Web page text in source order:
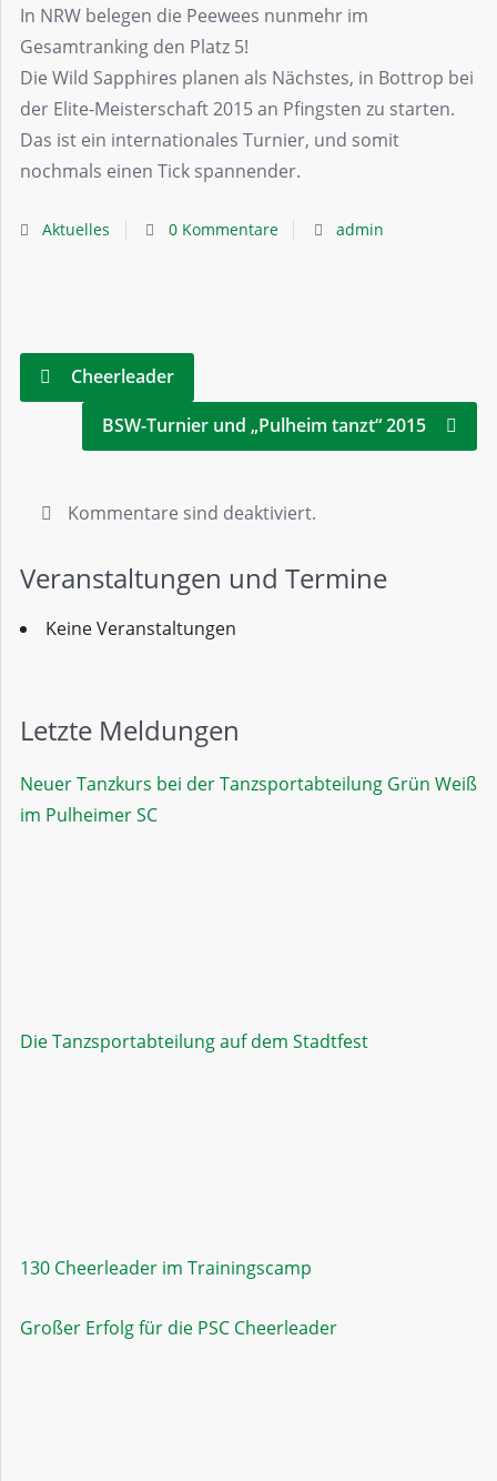
In NRW belegen die Peewees nunmehr im
Gesamtranking den Platz 5!
Die Wild Sapphires planen als Nächstes, in Bottrop bei
der Elite-Meisterschaft 2015 an Pfingsten zu starten.
Das ist ein internationales Turnier, und somit
nochmals einen Tick spannender.
Aktuelles 0 Kommentare admin
Cheerleader
BSW-Turnier und „Pulheim tanzt“ 2015
Kommentare sind deaktiviert.
Veranstaltungen und Termine
Keine Veranstaltungen
Letzte Meldungen
Neuer Tanzkurs bei der Tanzsportabteilung Grün Weiß
im Pulheimer SC
Die Tanzsportabteilung auf dem Stadtfest
130 Cheerleader im Trainingscamp
Großer Erfolg für die PSC Cheerleader